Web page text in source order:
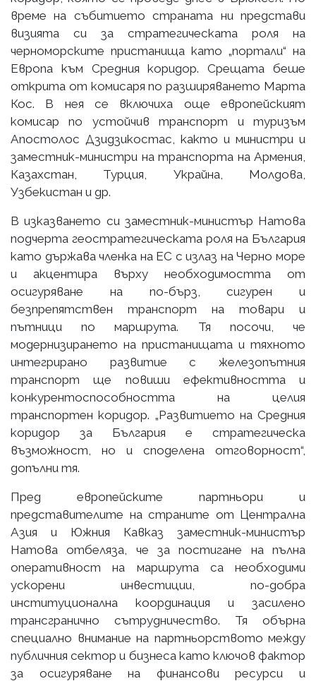
време на събитието страната ни представи
визията си за стратегическата роля на
черноморските пристанища като „портали“ на
Европа към Средния коридор. Срещата беше
открита от комисаря по разширяването Марта
Кос. В нея се включиха още европейският
комисар по устойчив транспорт и туризъм
Апостолос Дзидзикостас, както и министри и
заместник-министри на транспорта на Армения,
Казахстан, Турция, Украйна, Молдова,
Узбекистан и др.
В изказването си заместник-министър Натова
подчерта геостратегическата роля на България
като държава членка на ЕС с излаз на Черно море
и акцентира върху необходимостта от
осигуряване на по-бърз, сигурен и
безпрепятствен транспорт на товари и
пътници по маршрута. Тя посочи, че
модернизирането на пристанищата и тяхното
интегрирано развитие с железопътния
транспорт ще повиши ефективността и
конкурентоспособността на целия
транспортен коридор. „Развитието на Средния
коридор за България е стратегическа
възможност, но и споделена отговорност“,
допълни тя.
Пред европейските партньори и
представителите на страните от Централна
Азия и Южния Кавказ заместник-министър
Натова отбеляза, че за постигане на пълна
оперативност на маршрута са необходими
ускорени инвестиции, по-добра
институционална координация и засилено
трансгранично сътрудничество. Тя обърна
специално внимание на партньорството между
публичния сектор и бизнеса като ключов фактор
за осигуряване на финансови ресурси и